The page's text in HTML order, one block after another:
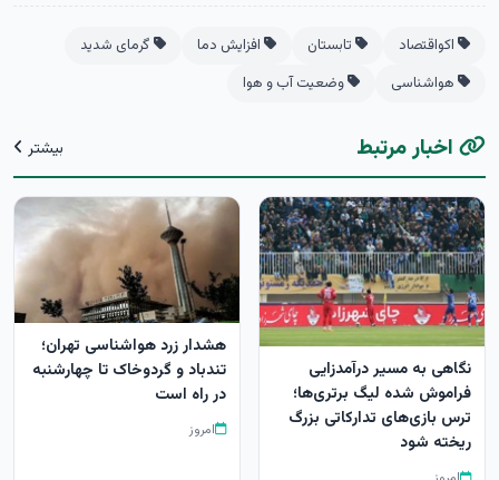
اکواقتصاد تابستان افزایش دما
گرمای شدید
هواشناسی
وضعیت آب و هوا
اخبار مرتبط بیشتر
نگاهی به مسیر درآمدزایی
فراموش شده لیگ برتری‌ها؛
ترس بازی‌‎های تدارکاتی بزرگ
ریخته شود
هشدار زرد هواشناسی تهران؛
تندباد و گردوخاک تا چهارشنبه
در راه است
امروز